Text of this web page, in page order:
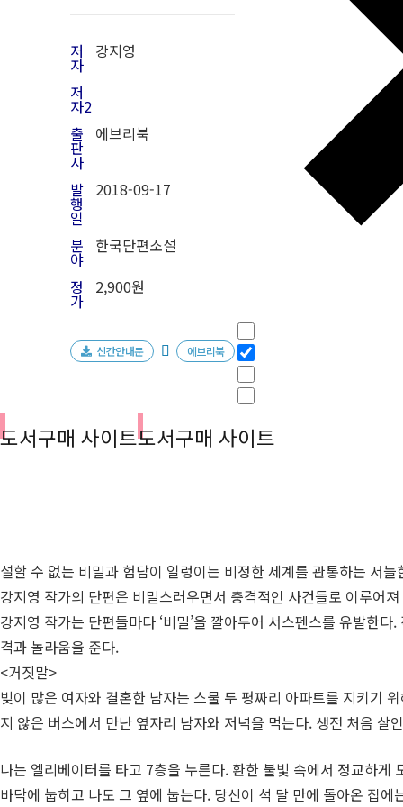
저
자
강지영
저
자2
출
판
사
에브리북
발
행
일
2018-09-17
분
야
한국단편소설
정
가
2,900원
신간안내문 에브리북
도서구매 사이트도서구매 사이트
설할 수 없는 비밀과 험담이 일렁이는 비정한 세계를 관통하는 서늘
강지영 작가의 단편은 비밀스러우면서 충격적인 사건들로 이루어
강지영 작가는 단편들마다 ‘비밀’을 깔아두어 서스펜스를 유발한
격과 놀라움을 준다.
<거짓말>
빚이 많은 여자와 결혼한 남자는 스물 두 평짜리 아파트를 지키기
지 않은 버스에서 만난 옆자리 남자와 저녁을 먹는다. 생전 처음 살
나는 엘리베이터를 타고 7층을 누른다. 환한 불빛 속에서 정교하
바닥에 눕히고 나도 그 옆에 눕는다. 당신이 석 달 만에 돌아온 집